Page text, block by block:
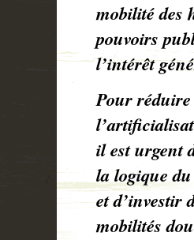
mobilité des
pouvoirs
l’intérêt
Pour
il est urgent
la logique
et d’investir
mobilités